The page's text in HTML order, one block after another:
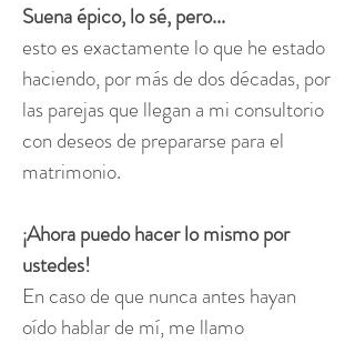
Suena épico, lo sé, pero...
esto es exactamente lo que he estado
haciendo, por más de dos décadas, por
las parejas que llegan a mi consultorio
con deseos de prepararse para el
matrimonio.
¡Ahora puedo hacer lo mismo por
ustedes!
En caso de que nunca antes hayan
oído hablar de mí, me llamo